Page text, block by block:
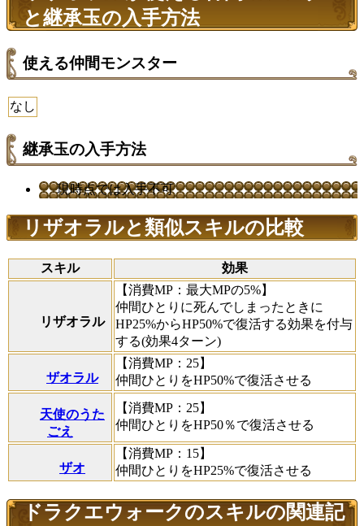
と継承玉の入手方法
使える仲間モンスター
なし
継承玉の入手方法
現時点では入手不可
リザオラルと類似スキルの比較
スキル 効果
リザオラル
【消費MP：最大MPの5%】
仲間ひとりに死んでしまったときに
HP25%からHP50%で復活する効果を付与
する(効果4ターン)
ザオラル
【消費MP：25】
仲間ひとりをHP50%で復活させる
天使のうた
ごえ
【消費MP：25】
仲間ひとりをHP50％で復活させる
ザオ
【消費MP：15】
仲間ひとりをHP25%で復活させる
ドラクエウォークのスキルの関連記